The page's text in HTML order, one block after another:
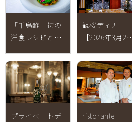
「千鳥酢」初の
洋食レシピとし
理が紹介されま
した
観桜ディナー
【2026年3月25
了】
プライベートデ
ristorante